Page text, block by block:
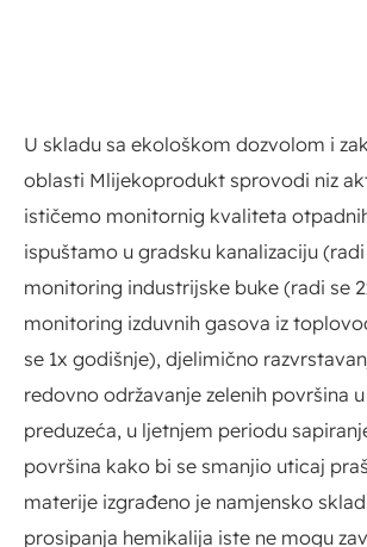
U skladu sa ekološkom dozvolom i
oblasti Mlijekoprodukt sprovodi niz
ističemo monitornig kvaliteta
ispuštamo u gradsku kanalizaciju
monitoring industrijske buke (radi se
monitoring izduvnih gasova iz
se 1x godišnje), djelimično
redovno održavanje zelenih površina
preduzeća, u ljetnjem periodu
površina kako bi se smanjio uticaj
materije izgrađeno je namjensko
prosipanja hemikalija iste ne mogu